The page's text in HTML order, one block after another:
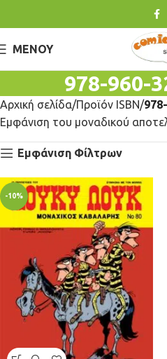
ΜΕΝΟΎ
978-960-
Αρχική σελίδα Προϊόν ISBN
Εμφάνιση του μοναδικού
Εμφάνιση Φίλτρων
-10%